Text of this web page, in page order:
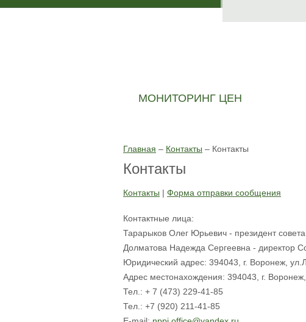
МОНИТОРИНГ ЦЕН
Главная – Контакты – Контакты
Контакты
Контакты | Форма отправки сообщения
Контактные лица:
Тарарыков Олег Юрьевич - президент совета
Долматова Надежда Сергеевна - директор
Юридический адрес: 394043, г. Воронеж,
Адрес местонахождения: 394043, г.
Тел.: + 7 (473) 229-41-85
Тел.: +7 (920) 211-41-85